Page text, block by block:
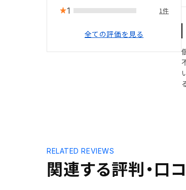
1 1件
全ての評価を見る
関連する評判・口
RELATED REVIEWS